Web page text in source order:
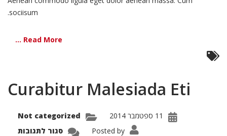
sociisum.
Read More ...
Curabitur Malesiada Eti
11 ספטמבר 2014
Not categorized
Posted by
סגור לתגובותעל